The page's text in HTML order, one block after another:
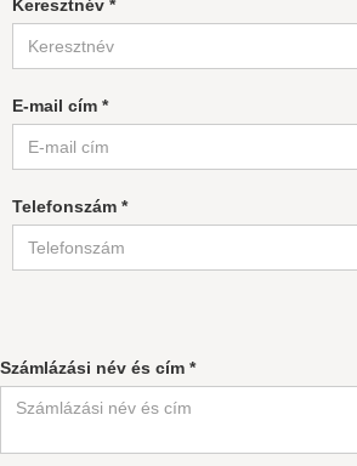
Keresztnév *
E-mail cím *
Telefonszám *
Számlázási név és cím *